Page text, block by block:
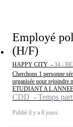
Employé
(H/F)
HAPPY CITY - 34 -
Cherchons 1 personne
organisée pour rejoindre
ETUDIANT A L
CDD - Temps
Publié il y a 8 jours